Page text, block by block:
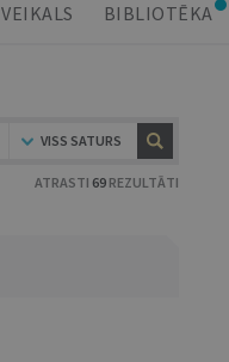
VEIKALS BIBLIOTĒKA
VISS SATURS
ATRASTI 69 REZULTĀTI